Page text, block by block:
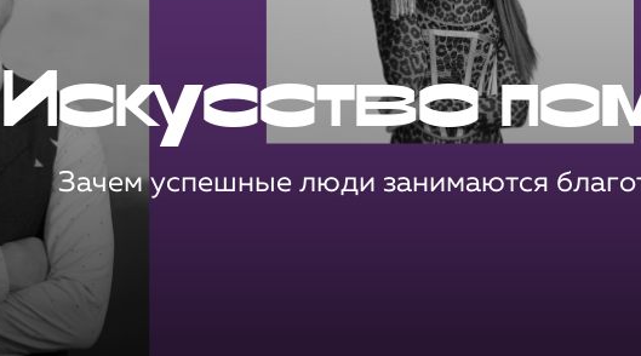
Искусство
Зачем успешные люди занимаются